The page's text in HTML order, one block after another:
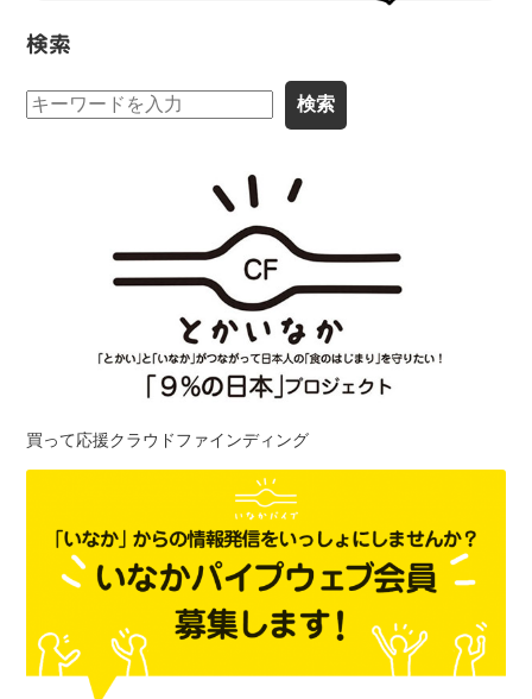
検索
買って応援クラウドファインディング